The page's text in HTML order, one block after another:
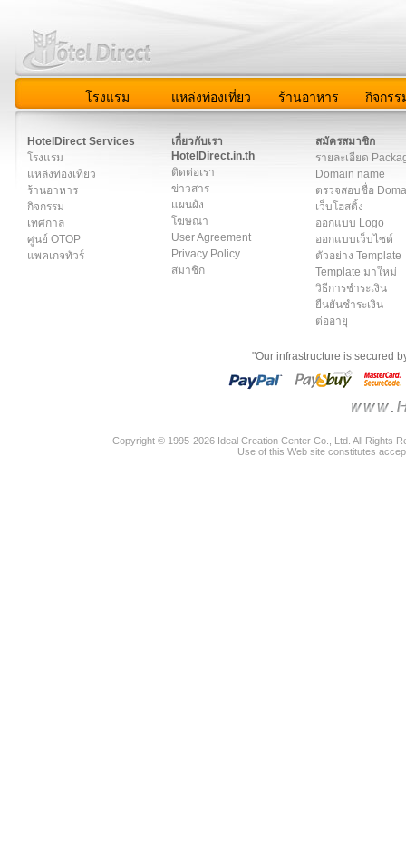
โรงแรม แหล่งท่องเที่ยว ร้านอาหาร กิจกรร
HotelDirect Services
โรงแรม
แหล่งท่องเที่ยว
ร้านอาหาร
กิจกรรม
เทศกาล
ศูนย์ OTOP
แพคเกจทัวร์
เกี่ยวกับเรา
HotelDirect.in.th
ติดต่อเรา
ข่าวสาร
แผนผัง
โฆษณา
User Agreement
Privacy Policy
สมาชิก
สมัครสมาชิก
รายละเอียด
Domain name
ตรวจสอบชื่อ
เว็บโฮสติ้ง
ออกแบบ Logo
ออกแบบเว็บไซต์
ตัวอย่าง Template
Template มาใหม่
วิธีการชำระเงิน
ยืนยันชำระเงิน
ต่ออายุ
"Our infrastructure is secured
Copyright © 1995-2026 Ideal Creation Center Co., Ltd. All Rights
Use of this Web site constitutes